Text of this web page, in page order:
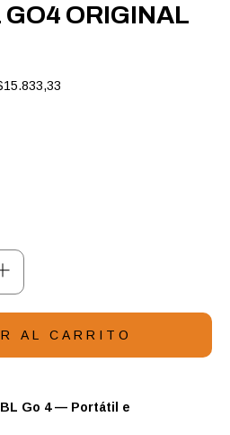
ORIGINAL
Go 4 — Portátil e